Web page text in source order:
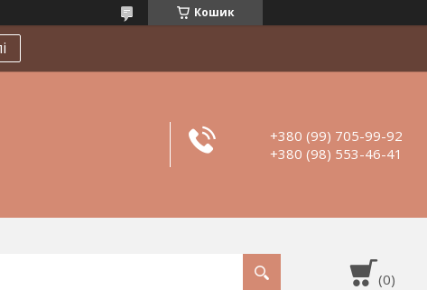
Кошик
+380 (99) 705-99-92
+380 (98) 553-46-41